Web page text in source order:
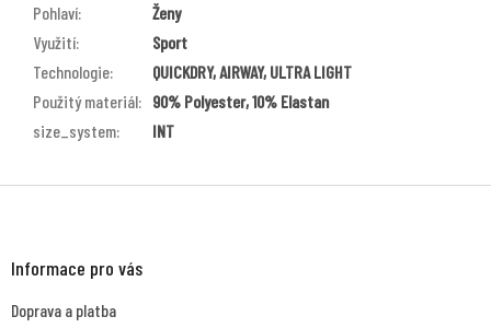
Pohlaví:
Ženy
Využití:
Sport
Technologie:
QUICKDRY, AIRWAY, ULTRA LIGHT
Použitý materiál: 90% Polyester, 10% Elastan
size_system: INT
Informace pro vás
Doprava a platba